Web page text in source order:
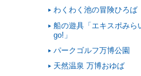
わくわく池の冒険ひろば
船の遊具「エキスポみら
go!」
パークゴルフ万博公園
天然温泉 万博おゆば